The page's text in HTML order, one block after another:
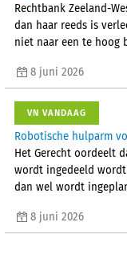
Rechtbank Zeeland-
dan haar reeds is
niet naar een te hoog
8 juni 2026
VN VANDAAG
Robotische hulparm
Het Gerecht oordeelt
wordt ingedeeld
dan wel wordt
8 juni 2026